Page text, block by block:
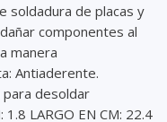
soldadura de placas y
componentes al
manera
Antiaderente.
para desoldar
1.8 LARGO EN CM: 22.4